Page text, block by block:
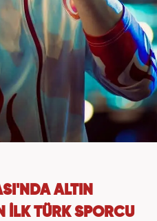
ALTIN
İLK TÜRK SPORCU